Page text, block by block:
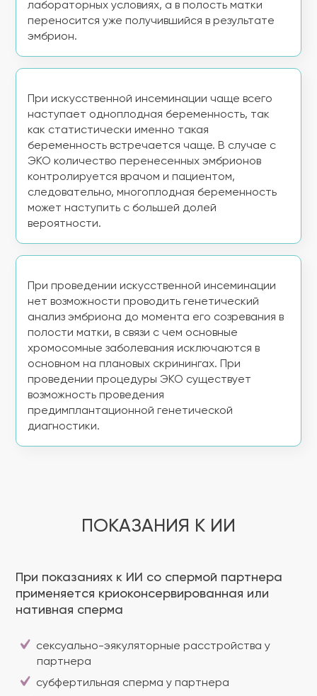
лабораторных условиях, а в полость матки
переносится уже получившийся в результате
эмбрион.
При искусственной инсеминации чаще всего
наступает одноплодная беременность, так
как статистически именно такая
беременность встречается чаще. В случае с
ЭКО количество перенесенных эмбрионов
контролируется врачом и пациентом,
следовательно, многоплодная беременность
может наступить с большей долей
вероятности.
При проведении искусственной инсеминации
нет возможности проводить генетический
анализ эмбриона до момента его созревания в
полости матки, в связи с чем основные
хромосомные заболевания исключаются в
основном на плановых скринингах. При
проведении процедуры ЭКО существует
возможность проведения
предимплантационной генетической
диагностики.
ПОКАЗАНИЯ К ИИ
При показаниях к ИИ со спермой партнера
применяется криоконсервированная или
нативная сперма
сексуально-эякуляторные расстройства у
партнера
субфертильная сперма у партнера